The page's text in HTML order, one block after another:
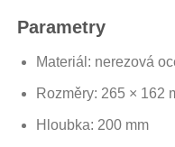
Parametry
Materiál: nerezová
Rozměry: 265 × 162
Hloubka: 200 mm